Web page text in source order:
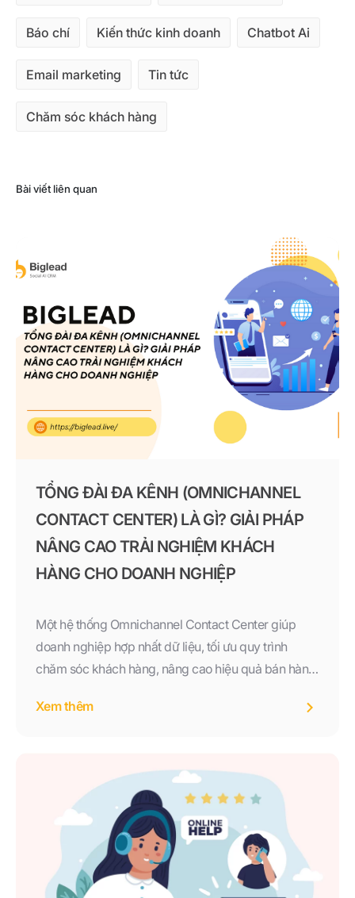
Báo chí Kiến thức kinh doanh Chatbot Ai
Email marketing Tin tức
Chăm sóc khách hàng
Bài viết liên quan
TỔNG ĐÀI ĐA KÊNH (OMNICHANNEL
CONTACT CENTER) LÀ GÌ? GIẢI PHÁP
NÂNG CAO TRẢI NGHIỆM KHÁCH
HÀNG CHO DOANH NGHIỆP
Một hệ thống Omnichannel Contact Center giúp
doanh nghiệp hợp nhất dữ liệu, tối ưu quy trình
chăm sóc khách hàng, nâng cao hiệu quả bán hàng
giao tiếp. Nếu doanh nghiệp của bạn đang tìm kiếm
Biglead sẽ là lựa chọn phù hợp để đồng hành trong
quá trình chuyển đổi số và phát triển bền vững
Xem thêm